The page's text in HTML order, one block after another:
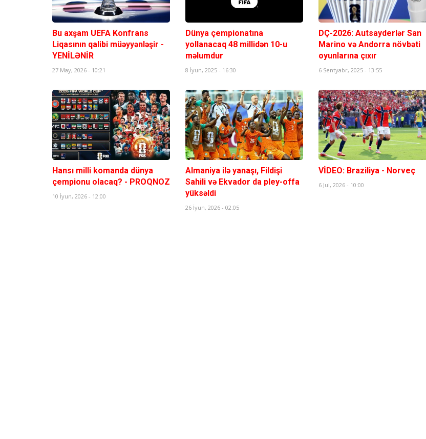
Bu axşam UEFA Konfrans
Liqasının qalibi müəyyənləşir -
YENİLƏNİR
27 May, 2026 - 10:21
Dünya çempionatına
yollanacaq 48 millidən 10-u
məlumdur
8 İyun, 2025 - 16:30
DÇ-2026: Autsayderlər San
Marino və Andorra növbəti
oyunlarına çıxır
6 Sentyabr, 2025 - 13:55
Hansı milli komanda dünya
çempionu olacaq? - PROQNOZ
10 İyun, 2026 - 12:00
Almaniya ilə yanaşı, Fildişi
Sahili və Ekvador da pley-offa
yüksəldi
26 İyun, 2026 - 02:05
VİDEO: Braziliya - Norveç
6 Jul, 2026 - 10:00